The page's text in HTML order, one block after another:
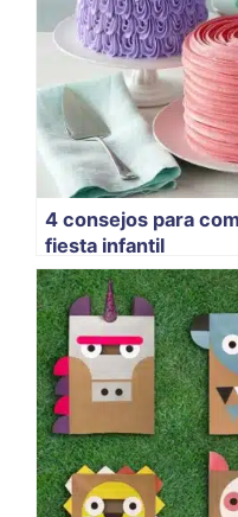
4 consejos para
fiesta infantil